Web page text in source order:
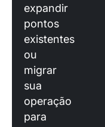
expandir
pontos
existentes
ou
migrar
sua
operação
para